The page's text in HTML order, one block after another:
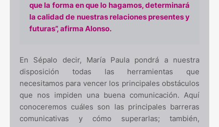
que la forma en que lo hagamos, determinará
la calidad de nuestras relaciones presentes y
futuras”, afirma Alonso.
En Sépalo decir, María Paula pondrá a nuestra
disposición todas las herramientas que
necesitamos para vencer los principales obstáculos
que nos impiden una buena comunicación. Aquí
conoceremos cuáles son las principales barreras
comunicativas y cómo superarlas; también,